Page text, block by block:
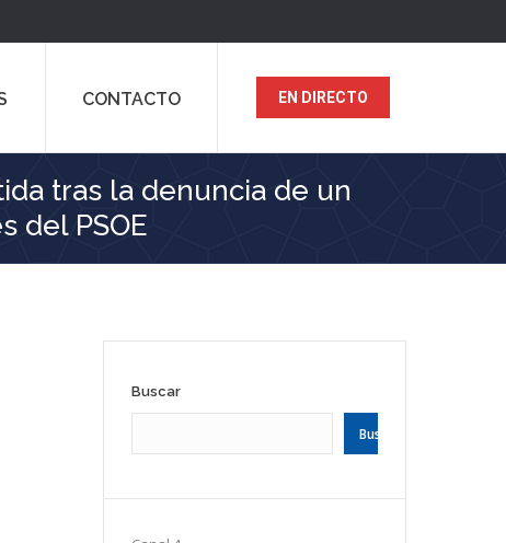
CONTACTO EN DIRECTO
tras la denuncia de un
del PSOE
Buscar
Buscar